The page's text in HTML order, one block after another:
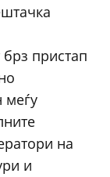
пристап
меѓу
на
и